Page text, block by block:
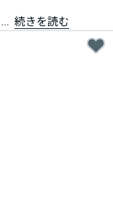
素敵なプレゼント選びは、決して難しいことではありません。ギフトカードなら、お好きなカードを選び、金額を自由に設定して、相手に心に残る体験を贈れます。素早く、柔軟、そして失敗知らずなプレゼントを贈りませんか？ 続きを読む